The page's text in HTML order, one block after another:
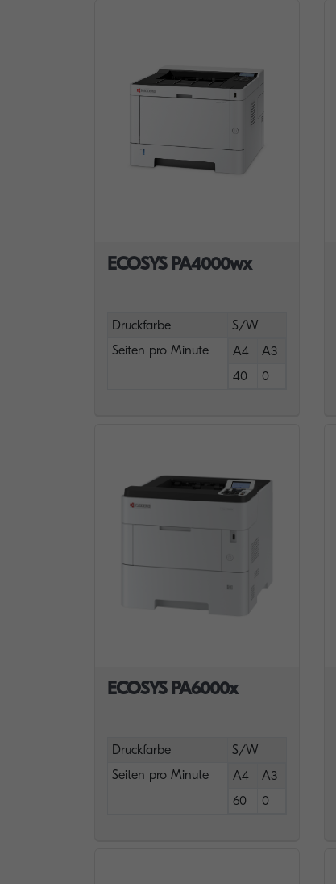
ECOSYS PA4000wx
Druckfarbe
S/W
Seiten pro Minute
A4
A3
40
0
ECOSYS PA6000x
Druckfarbe
S/W
Seiten pro Minute
A4
A3
60
0